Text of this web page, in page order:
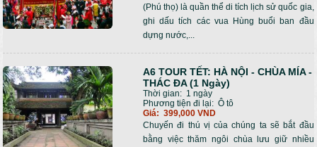
(Phú thọ) là quần thể di tích lịch sử quốc gia,
ghi dấu tích các vua Hùng buổi ban đầu
dựng nước,...
A6 TOUR TẾT: HÀ NỘI - CHÙA MÍA -
THÁC ĐA (1 Ngày)
Thời gian: 1 ngày
Phương tiện đi lại: Ô tô
Giá: 399,000 VND
Chuyến đi thú vị của chúng ta sẽ bắt đầu
bằng việc thăm ngôi chùa lưu giữ nhiều